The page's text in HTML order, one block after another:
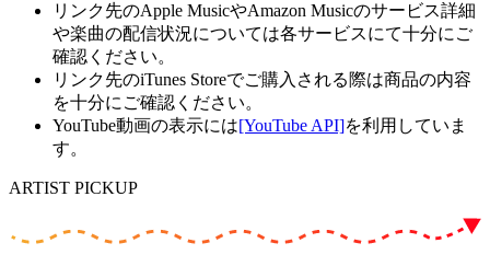
リンク先のApple MusicやAmazon Musicのサービス詳細
や楽曲の配信状況については各サービスにて十分にご
確認ください。
リンク先のiTunes Storeでご購入される際は商品の内容
を十分にご確認ください。
YouTube動画の表示には[YouTube API]を利用していま
す。
ARTIST PICKUP